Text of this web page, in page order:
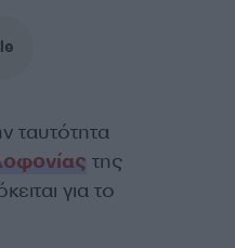
ταυτότητα
της
για το